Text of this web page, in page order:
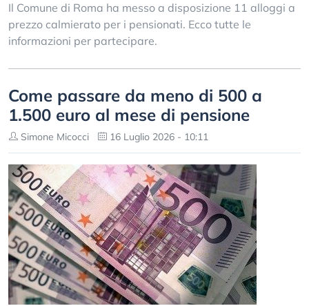
Il Comune di Roma ha messo a disposizione 11 alloggi a
prezzo calmierato per i pensionati. Ecco tutte le
informazioni per partecipare.
Come passare da meno di 500 a
1.500 euro al mese di pensione
Simone Micocci 16 Luglio 2026 - 10:11